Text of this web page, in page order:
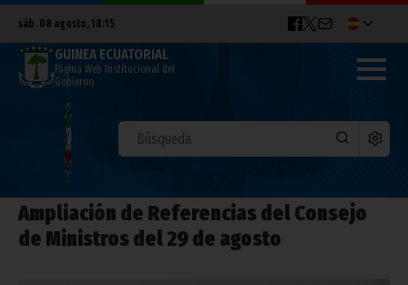
sáb. 08 agosto, 18:15
GUINEA ECUATORIAL
Página Web Institucional del
Gobierno
Ampliación de Referencias del Consejo
de Ministros del 29 de agosto